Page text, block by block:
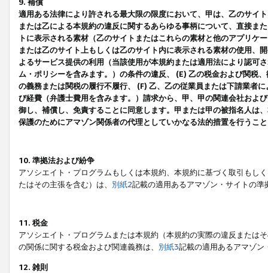
9. 補償
適用ある法律により許される最大限の限度において、甲は、乙のサイ
または乙による本規約の違反に関するあらゆる事柄について、直接ま
トに表示される素材（乙のサイトまたはこれらの素材と他のアプリ
または乙のサイト上もしくは乙のサイト内に表示される素材の使用、
よるサービス提供の利用（当該使用が本規約または適用法により認可
ム・ポリシーを含みます。）の条件の違反、 (E) 乙の税金および関税
の義務または関税の履行不履行、 (F) 乙、乙の従業員または下請業者
び経費（弁護士費用を含みます。）請求から、甲、甲の関連会社およ
御し、補償し、免責することに同意します。甲または甲の被指名人は
保護のためにアマゾン関係者の代理としていかなる法的措置を行うこ
10. 準拠法および紛争
アソシエイト・プログラムもしくは本規約、本規約に基づく取引もし
たはその主張を含む）は、 別紙2記載の適用あるアマゾン・サイトの
11. 税金
アソシエイト・プログラムまたは本規約（本規約の実際の違反または
の関係に関する税金および関連義務は、 別紙3記載の適用あるアマゾン
12. 雑則